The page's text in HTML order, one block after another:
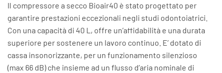
Il compressore a secco Bioair40 è stato progettato per
garantire prestazioni eccezionali negli studi odontoiatrici.
Con una capacità di 40 L, offre un’affidabilità e una durata
superiore per sostenere un lavoro continuo. E’ dotato di
cassa insonorizzante, per un funzionamento silenzioso
(max 66 dB) che insieme ad un flusso d’aria nominale di